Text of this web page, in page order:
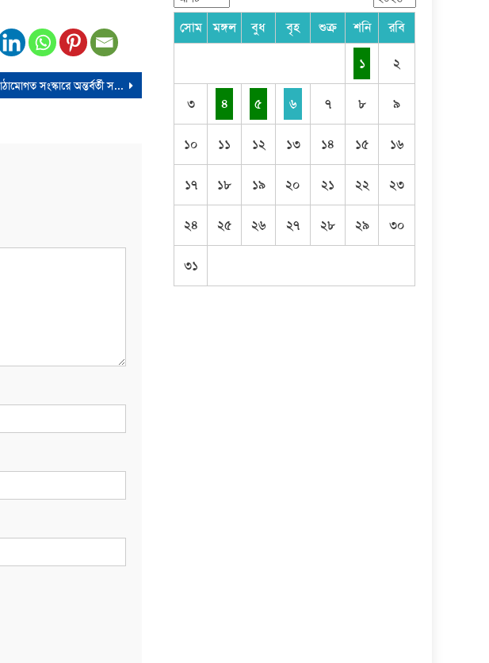
কাঠামোগত সংস্কারে অন্তর্বর্তী সরকারকে সহায়তা করতে আগ্রহী এডিবি
সোম মঙ্গল বুধ বৃহ শুক্র শনি রবি
১ ২
৩ ৪ ৫ ৬ ৭ ৮ ৯
১০ ১১ ১২ ১৩ ১৪ ১৫ ১৬
১৭ ১৮ ১৯ ২০ ২১ ২২ ২৩
২৪ ২৫ ২৬ ২৭ ২৮ ২৯ ৩০
৩১